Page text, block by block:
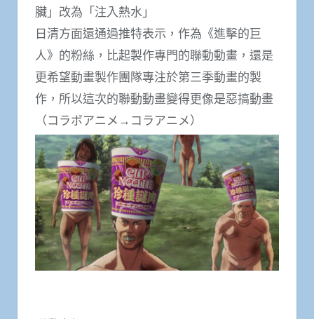
臟」改為「注入熱水」
日清方面還通過推特表示，作為《進擊的巨
人》的粉絲，比起製作專門的聯動動畫，還是
更希望動畫製作團隊專注於第三季動畫的製
作，所以這次的聯動動畫變得更像是惡搞動畫
（コラボアニメ→コラアニメ）